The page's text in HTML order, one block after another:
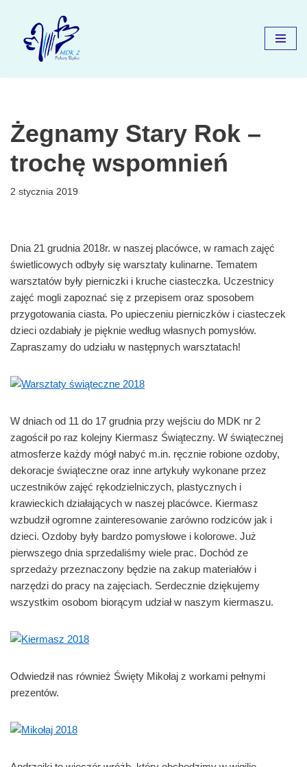
Przejdź
Żegnamy Stary Rok –
trochę wspomnień
2 stycznia 2019
Dnia 21 grudnia 2018r. w naszej placówce, w ramach zajęć
świetlicowych odbyły się warsztaty kulinarne. Tematem
warsztatów były pierniczki i kruche ciasteczka. Uczestnicy
zajęć mogli zapoznać się z przepisem oraz sposobem
przygotowania ciasta. Po upieczeniu pierniczków i ciasteczek
dzieci ozdabiały je pięknie według własnych pomysłów.
Zapraszamy do udziału w następnych warsztatach!
W dniach od 11 do 17 grudnia przy wejściu do MDK nr 2
zagościł po raz kolejny Kiermasz Świąteczny. W świątecznej
atmosferze każdy mógł nabyć m.in. ręcznie robione ozdoby,
dekoracje świąteczne oraz inne artykuły wykonane przez
uczestników zajęć rękodzielniczych, plastycznych i
krawieckich działających w naszej placówce. Kiermasz
wzbudził ogromne zainteresowanie zarówno rodziców jak i
dzieci. Ozdoby były bardzo pomysłowe i kolorowe. Już
pierwszego dnia sprzedaliśmy wiele prac. Dochód ze
sprzedaży przeznaczony będzie na zakup materiałów i
narzędzi do pracy na zajęciach. Serdecznie dziękujemy
wszystkim osobom biorącym udział w naszym kiermaszu.
Odwiedził nas również Święty Mikołaj z workami pełnymi
prezentów.